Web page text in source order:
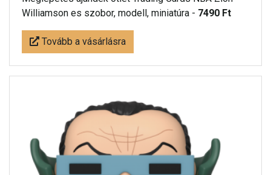
Williamson es szobor, modell, miniatúra - 7490 Ft
Tovább a vásárlásra